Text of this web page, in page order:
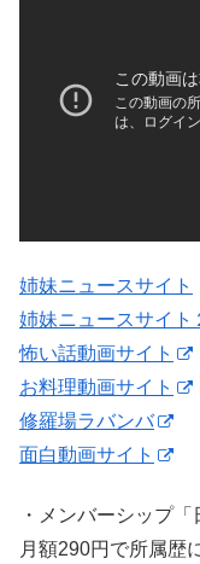
姉妹ニュースサイト
姉妹ニュースサイト
怖い話動画サイト
お料理動画サイト
修羅場ラバンバ
面白動画サイト
・メンバーシップ
月額290円で所属歴